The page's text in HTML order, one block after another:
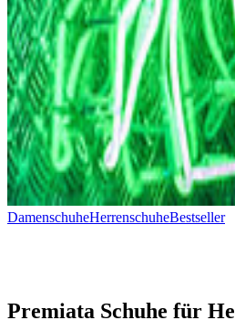
DamenschuheHerrenschuheBestseller
Premiata Schuhe für